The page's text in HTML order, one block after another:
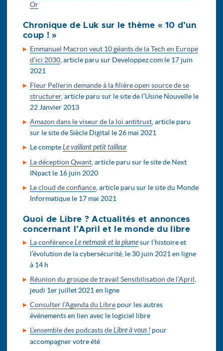
Or
Chronique de Luk sur le thème « 10 d’un
coup ! »
Emmanuel Macron veut 10 géants de la Tech en Europe
d’ici 2030 , article paru sur Developpez.com le 17 juin
2021
Fleur Pellerin demande à la filière open source de se
structurer, article paru sur le site de l’Usine Nouvelle le
22 Janvier 2013
Amazon dans le viseur de la loi antitrust , article paru
sur le site de Siècle Digital le 26 mai 2021
Le compteLe vaillant petit tailleur
La déception Qwant , article paru sur le site de Next
INpact le 16 juin 2020
Le cloud de confiance , article paru sur le site du Monde
Informatique le 17 mai 2021
Quoi de Libre ? Actualités et annonces
concernant l’April et le monde du libre
La conférenceLe netmask et la plumesur l’histoire et
l’évolution de la cybersécurité, le 30 juin 2021 en ligne
à 14 h
Réunion du groupe de travail Sensibilisation de l’April
jeudi 1er juillet 2021 en ligne
Consulter l’Agenda du Libre pour les autres
événements en lien avec le logiciel libre
L’ensemble des podcasts deLibre à vous ! pour
accompagner votre été